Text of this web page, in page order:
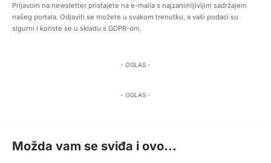
Prijavom na newsletter pristajete na e-maila s najzanimljivijim sadržajem
našeg portala. Odjaviti se možete u svakom trenutku, a vaši podaci su
sigurni i koriste se u skladu s GDPR-om.
- OGLAS -
- OGLAS -
Možda vam se sviđa i ovo...